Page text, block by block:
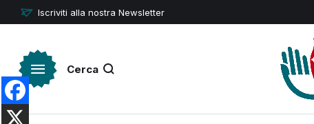
Iscriviti alla nostra Newsletter
Cerca